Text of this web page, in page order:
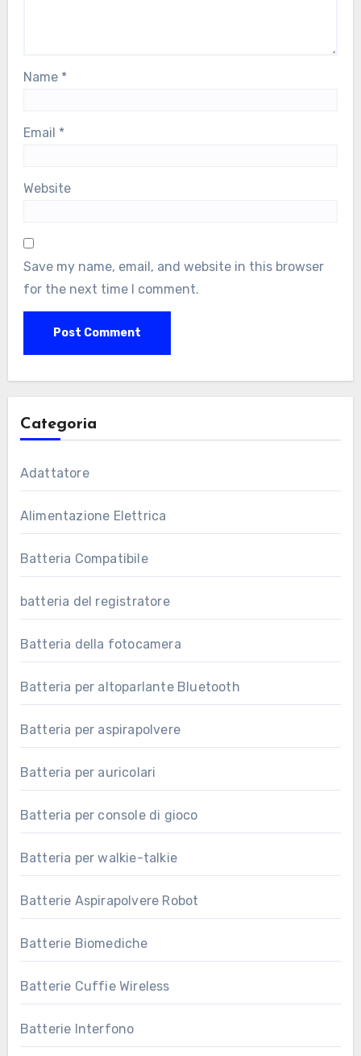
Name *
Email *
Website
Save my name, email, and website in this browser
for the next time I comment.
Categoria
Adattatore
Alimentazione Elettrica
Batteria Compatibile
batteria del registratore
Batteria della fotocamera
Batteria per altoparlante Bluetooth
Batteria per aspirapolvere
Batteria per auricolari
Batteria per console di gioco
Batteria per walkie-talkie
Batterie Aspirapolvere Robot
Batterie Biomediche
Batterie Cuffie Wireless
Batterie Interfono